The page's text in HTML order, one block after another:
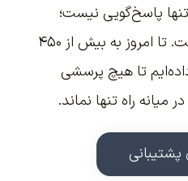
پاسخ‌گویی نیست؛
همراهی در مسیر ساختن است. تا امروز به بیش از ۴۵۰
تا هیچ پرسشی
راه تنها نماند.
پشتیبانی